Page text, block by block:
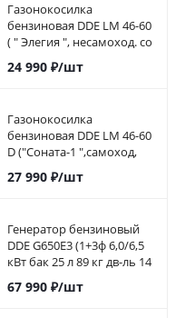
6
10
ПРАКТИКА
дельта,
отверстий 93
Газонокосилка
бензиновая DDE LM 46-60
( " Элегия ", несамоход. со
сборником, 46см, 4,5 л,с.)
24 990₽/шт
Газонокосилка
бензиновая DDE LM 46-60
D ("Соната-1 ",самоход,
46cм, DDE 139 куб.см, 4л.с,
60л)
27 990₽/шт
Генератор бензиновый
DDE G650E3 (1+3ф 6,0/6,5
кВт бак 25 л 89 кг дв-ль 14
л.с. элстарт)917-446
67 990₽/шт